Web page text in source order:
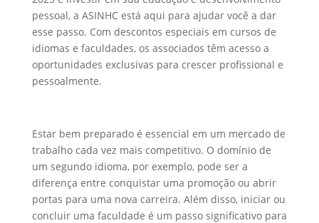
pessoal, a ASINHC está aqui para ajudar você a dar
esse passo. Com descontos especiais em cursos de
idiomas e faculdades, os associados têm acesso a
oportunidades exclusivas para crescer profissional e
pessoalmente.
Estar bem preparado é essencial em um mercado de
trabalho cada vez mais competitivo. O domínio de
um segundo idioma, por exemplo, pode ser a
diferença entre conquistar uma promoção ou abrir
portas para uma nova carreira. Além disso, iniciar ou
concluir uma faculdade é um passo significativo para